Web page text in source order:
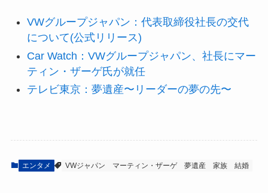
VWグループジャパン：代表取締役社長の交代
について(公式リリース)
Car Watch：VWグループジャパン、社長にマー
ティン・ザーゲ氏が就任
テレビ東京：夢遺産〜リーダーの夢の先〜
エンタメ VWジャパン マーティン・ザーゲ 夢遺産 家族 結婚